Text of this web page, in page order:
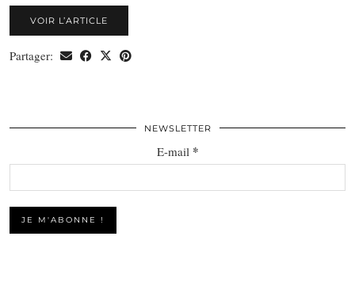
VOIR L’ARTICLE
Partager:
NEWSLETTER
E-mail *